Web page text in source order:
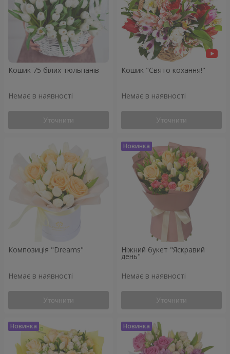
Кошик 75 білих тюльпанів
Немає в наявності
Уточнити
Кошик "Свято кохання!"
Немає в наявності
Уточнити
Композиція "Dreams"
Немає в наявності
Уточнити
Ніжний букет "Яскравий
день"
Немає в наявності
Уточнити